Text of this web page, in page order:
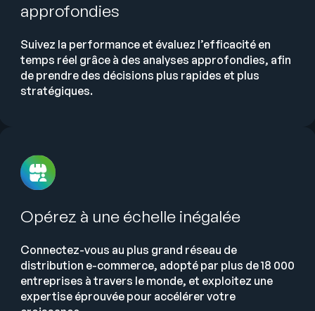
approfondies
Suivez la performance et évaluez l’efficacité en
temps réel grâce à des analyses approfondies, afin
de prendre des décisions plus rapides et plus
stratégiques.
Opérez à une échelle inégalée
Connectez-vous au plus grand réseau de
distribution e-commerce, adopté par plus de 18 000
entreprises à travers le monde, et exploitez une
expertise éprouvée pour accélérer votre